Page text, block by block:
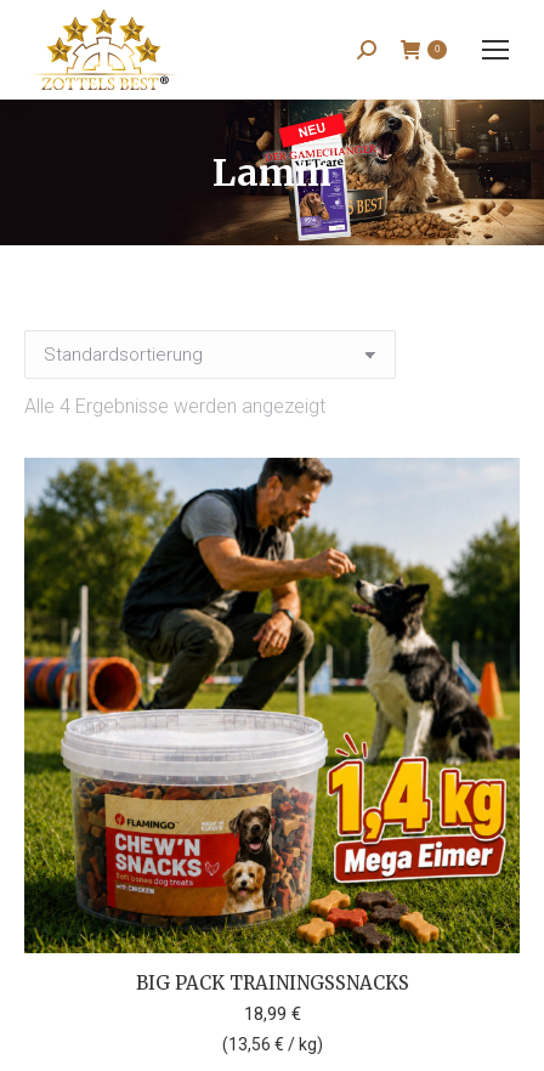
Search: 0
Lamm
Alle 4 Ergebnisse werden angezeigt
BIG PACK TRAININGSSNACKS
18,99 €
(13,56 € / kg)